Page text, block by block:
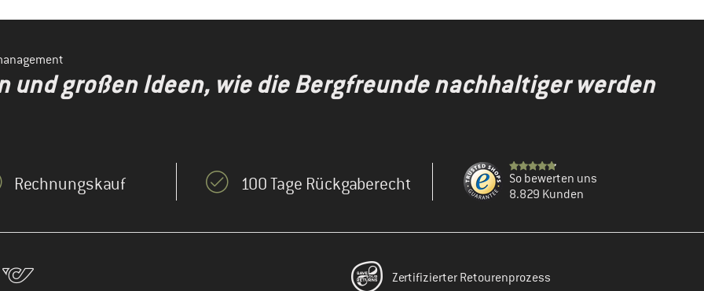
und großen Ideen, wie die Bergfreunde nachhaltiger werden
Rechnungskauf 100 Tage Rückgaberecht
So bewerten uns
8.829 Kunden
Zertifizierter Retourenprozess